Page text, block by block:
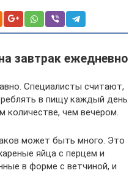
завтрак ежедневно
Специалисты считают,
в пищу каждый день
количестве, чем вечером.
может быть много. Это
яйца с перцем и
в форме с ветчиной, и